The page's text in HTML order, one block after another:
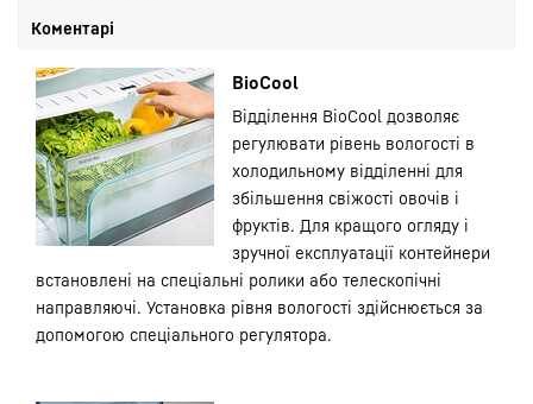
Коментарі
BioCool
Відділення BioCool дозволяє
регулювати рівень вологості в
холодильному відділенні для
збільшення свіжості овочів і
фруктів. Для кращого огляду і
зручної експлуатації контейнери
встановлені на спеціальні ролики або телескопічні
направляючі. Установка рівня вологості здійснюється за
допомогою спеціального регулятора.